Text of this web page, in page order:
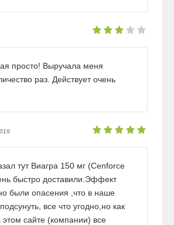
просто! Выручала меня
раз. Действует очень
тут Виагра 150 мг (Cenforce
быстро доставили.Эффект
были опасения ,что в наше
все что угодно,но как
этом сайте (компании) все